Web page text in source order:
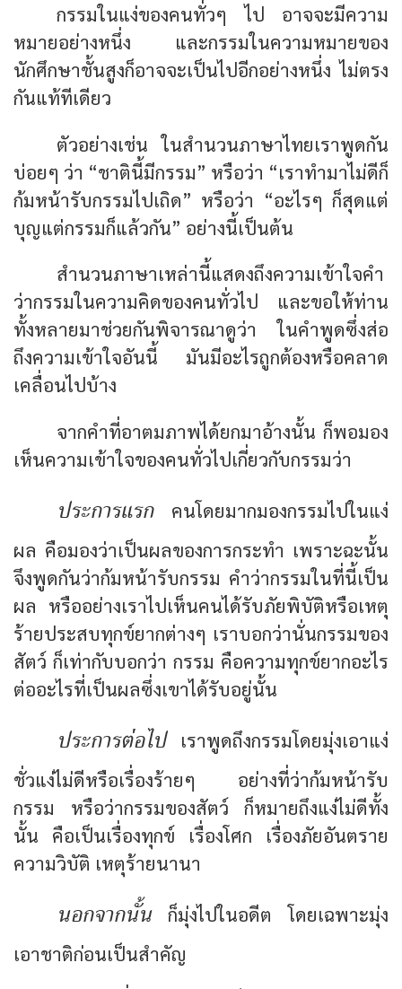
กรรมในแง่ของคนทั่วๆ ไป อาจจะมีความ
หมายอย่างหนึ่ง และกรรมในความหมายของ
นักศึกษาชั้นสูงก็อาจจะเป็นไปอีกอย่างหนึ่ง ไม่ตรง
กันแท้ทีเดียว
ตัวอย่างเช่น ในสำนวนภาษาไทยเราพูดกัน
บ่อยๆ ว่า “ชาตินี้มีกรรม” หรือว่า “เราทำมาไม่ดีก็
ก้มหน้ารับกรรมไปเถิด” หรือว่า “อะไรๆ ก็สุดแต่
บุญแต่กรรมก็แล้วกัน” อย่างนี้เป็นต้น
สำนวนภาษาเหล่านี้แสดงถึงความเข้าใจคำ
ว่ากรรมในความคิดของคนทั่วไป และขอให้ท่าน
ทั้งหลายมาช่วยกันพิจารณาดูว่า ในคำพูดซึ่งส่อ
ถึงความเข้าใจอันนี้ มันมีอะไรถูกต้องหรือคลาด
เคลื่อนไปบ้าง
จากคำที่อาตมภาพได้ยกมาอ้างนั้น ก็พอมอง
เห็นความเข้าใจของคนทั่วไปเกี่ยวกับกรรมว่า
ประการแรกคนโดยมากมองกรรมไปในแง่
ผล คือมองว่าเป็นผลของการกระทำ เพราะฉะนั้น
จึงพูดกันว่าก้มหน้ารับกรรม คำว่ากรรมในที่นี้เป็น
ผล หรืออย่างเราไปเห็นคนได้รับภัยพิบัติหรือเหตุ
ร้ายประสบทุกข์ยากต่างๆ เราบอกว่านั่นกรรมของ
สัตว์ ก็เท่ากับบอกว่า กรรม คือความทุกข์ยากอะไร
ต่ออะไรที่เป็นผลซึ่งเขาได้รับอยู่นั้น
ประการต่อไปเราพูดถึงกรรมโดยมุ่งเอาแง่
ชั่วแง่ไม่ดีหรือเรื่องร้ายๆ อย่างที่ว่าก้มหน้ารับ
กรรม หรือว่ากรรมของสัตว์ ก็หมายถึงแง่ไม่ดีทั้ง
นั้น คือเป็นเรื่องทุกข์ เรื่องโศก เรื่องภัยอันตราย
ความวิบัติ เหตุร้ายนานา
นอกจากนั้นก็มุ่งไปในอดีต โดยเฉพาะมุ่ง
เอาชาติก่อนเป็นสำคัญ